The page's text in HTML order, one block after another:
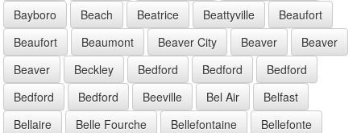
Bayboro
Beach Beatrice Beattyville
Beaufort
Beaufort
Beaumont Beaver City Beaver
Beaver
Beaver
Beckley Bedford Bedford
Bedford
Bedford
Bedford Beeville Bel Air
Belfast
Bellaire
Belle Fourche Bellefontaine
Bellefonte